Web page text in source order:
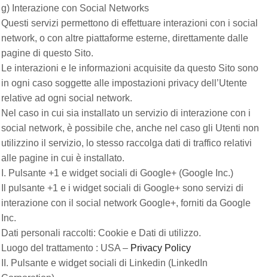
g) Interazione con Social Networks
Questi servizi permettono di effettuare interazioni con i social
network, o con altre piattaforme esterne, direttamente dalle
pagine di questo Sito.
Le interazioni e le informazioni acquisite da questo Sito sono
in ogni caso soggette alle impostazioni privacy dell’Utente
relative ad ogni social network.
Nel caso in cui sia installato un servizio di interazione con i
social network, è possibile che, anche nel caso gli Utenti non
utilizzino il servizio, lo stesso raccolga dati di traffico relativi
alle pagine in cui è installato.
I. Pulsante +1 e widget sociali di Google+ (Google Inc.)
Il pulsante +1 e i widget sociali di Google+ sono servizi di
interazione con il social network Google+, forniti da Google
Inc.
Dati personali raccolti: Cookie e Dati di utilizzo.
Luogo del trattamento : USA – Privacy Policy
II. Pulsante e widget sociali di Linkedin (LinkedIn